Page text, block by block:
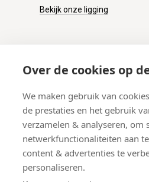
Over de cookies op
We maken gebruik van
de prestaties en het gebruik
verzamelen & analyseren, om
netwerkfunctionaliteiten aan
content & advertenties te
personaliseren.
Bekijk onze ligging
Verzenden
Retourneren
Betalen
Veelgestelde vragen